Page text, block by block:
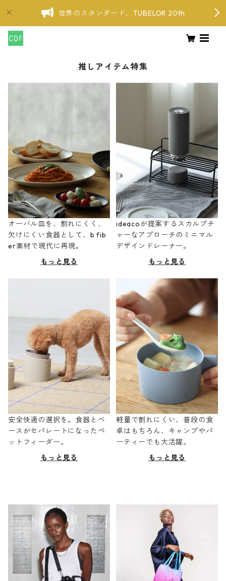
世界のスタンダード、TUBELOR 20th
推しアイテム特集
オーバル皿を、割れにくく、
欠けにくい食器として、b fib
er素材で現代に再現。
もっと見る
ideacoが提案するスカルプチ
ャーなアプローチのミニマル
デザインドレーナー。
もっと見る
安全快適の選択を。食器とベ
ースがセパレートになったペ
ットフィーダー。
もっと見る
軽量で割れにくい、普段の食
卓はもちろん、キャンプやパ
ーティーでも大活躍。
もっと見る